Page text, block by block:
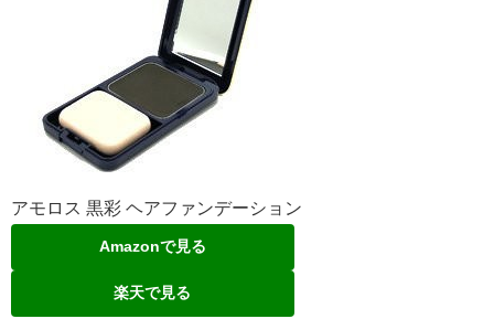
アモロス 黒彩 ヘアファンデーション
Amazonで見る
楽天で見る